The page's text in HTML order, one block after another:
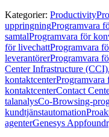
Kategorier: Productivity
uppringningProgramvara
samtalProgramvara för
för livechattProgramvara
leverantörerProgramvara
Center Infrastructure (CCI).
kontaktcenterProgramvara
kontaktcenterContact
talanalysCo-Browsing-
kundtjänstautomation
agenterGenesys